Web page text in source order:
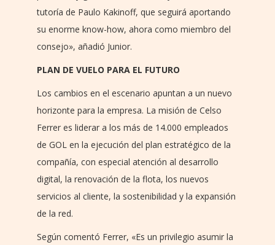
tutoría de Paulo Kakinoff, que seguirá aportando
su enorme know-how, ahora como miembro del
consejo», añadió Junior.
PLAN DE VUELO PARA EL FUTURO
Los cambios en el escenario apuntan a un nuevo
horizonte para la empresa. La misión de Celso
Ferrer es liderar a los más de 14.000 empleados
de GOL en la ejecución del plan estratégico de la
compañía, con especial atención al desarrollo
digital, la renovación de la flota, los nuevos
servicios al cliente, la sostenibilidad y la expansión
de la red.
Según comentó Ferrer, «Es un privilegio asumir la